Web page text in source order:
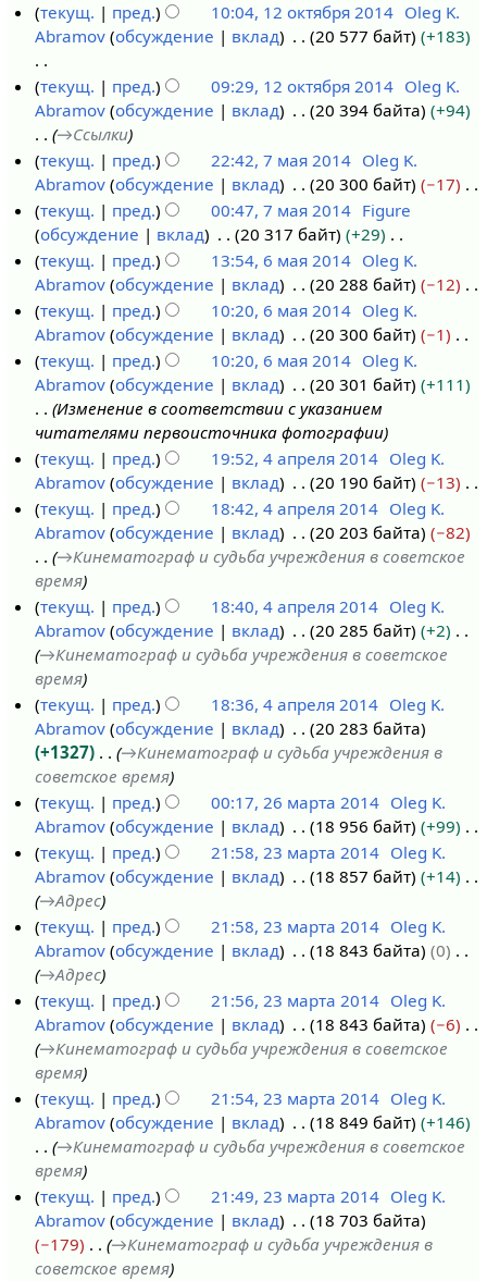
и
в
к
и
р
а
в
к
и
я
1
о
п
с
а
и
я
р
а
в
к
и
о
я
я
0
4
текущ. пред. 10:04, 12 октября 2014 Oleg K.
Abramov обсуждение вклад 20 577 байт +183
Н
е
о
п
и
с
а
н
я
п
р
а
в
к
и
текущ. пред. 09:29, 12 октября 2014 Oleg K.
Abramov обсуждение вклад 20 394 байта
+94
→Ссылки
м
я
0
4
текущ. пред. 22:42, 7 мая 2014 Oleg K.
Abramov обсуждение вклад 20 300 байт
−17
Н
е
т
о
п
и
с
а
п
р
а
в
к
и
текущ. пред. 00:47, 7 мая 2014 Figure
обсуждение
вклад 20 317 байт
+29
Н
е
т
о
п
и
а
н
и
п
р
а
в
к
и
м
я
4
текущ. пред. 13:54, 6 мая 2014 Oleg K.
Abramov обсуждение вклад 20 288 байт
−12
Н
е
т
о
и
с
а
н
и
р
а
в
к
и
текущ. пред. 10:20, 6 мая 2014 Oleg K.
Abramov обсуждение вклад 20 300 байт
−1
Н
е
о
п
и
с
а
и
я
п
р
а
в
к
и
текущ. пред. 10:20, 6 мая 2014 Oleg K.
Abramov обсуждение вклад 20 301 байт
+111
Изменение в соответствии с указанием
читателями первоисточника фотографии
а
л
1
текущ. пред. 19:52, 4 апреля 2014 Oleg K.
Abramov обсуждение вклад 20 190 байт
−13
Н
е
о
п
и
с
а
н
и
я
п
р
а
к
и
текущ. пред. 18:42, 4 апреля 2014 Oleg K.
Abramov обсуждение вклад 20 203 байта
−82
→Кинематограф и судьба учреждения в советское
время
текущ.
пред. 18:40, 4 апреля 2014 Oleg K.
Abramov обсуждение вклад 20 285 байт
+2
→Кинематограф и судьба учреждения в советское
время
текущ.
пред. 18:36, 4 апреля 2014 Oleg K.
Abramov обсуждение вклад
20 283 байта
+1327
→Кинематограф и судьба учреждения в
советское время
6
р
2
текущ. пред. 00:17, 26 марта 2014 Oleg K.
Abramov обсуждение вклад 18 956 байт
+99
Н
е
т
о
п
и
с
а
н
и
я
п
в
к
и
м
т
1
текущ. пред. 21:58, 23 марта 2014 Oleg K.
Abramov обсуждение вклад 18 857 байт
+14
→Адрес
текущ.
пред. 21:58, 23 марта 2014 Oleg K.
Abramov обсуждение вклад 18 843 байта
0
→Адрес
текущ.
пред. 21:56, 23 марта 2014 Oleg K.
Abramov обсуждение вклад 18 843 байта
−6
→Кинематограф и судьба учреждения в советское
время
текущ.
пред. 21:54, 23 марта 2014 Oleg K.
Abramov обсуждение вклад 18 849 байт
+146
→Кинематограф и судьба учреждения в советское
время
текущ.
пред. 21:49, 23 марта 2014 Oleg K.
Abramov обсуждение вклад
18 703 байта
−179
→Кинематограф и судьба учреждения в
советское время